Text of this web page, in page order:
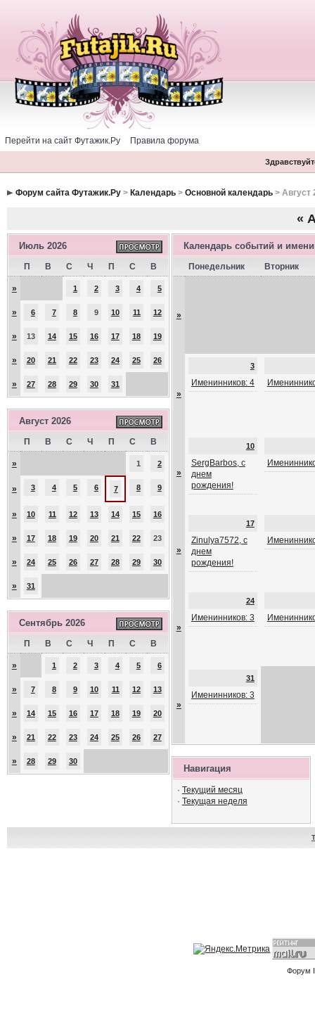
Перейти на сайт Футажик.Ру Правила форума
Форум сайта Футажик.Ру> Календарь> Основной календарь> Август
«
Июль 2026
П В С Ч П С В
» 1 2 3 4 5
» 6 7 8 9 10 11 12
» 13 14 15 16 17 18 19
» 20 21 22 23 24 25 26
» 27 28 29 30 31
Август 2026
П В С Ч П С В
» 1 2
» 3 4 5 6 7 8 9
» 10 11 12 13 14 15 16
» 17 18 19 20 21 22 23
» 24 25 26 27 28 29 30
» 31
Сентябрь 2026
П В С Ч П С В
» 1 2 3 4 5 6
» 7 8 9 10 11 12 13
» 14 15 16 17 18 19 20
» 21 22 23 24 25 26 27
» 28 29 30
Календарь событий и
Понедельник Вторник
»
»
3
Именинников: 4
»
10
SergBarbos, с
днем
рождения!
»
17
Zinulya7572, с
днем
рождения!
»
24
Именинников: 3
»
31
Именинников: 3
Навигация
· Текущий месяц
· Текущая неделя
Форум